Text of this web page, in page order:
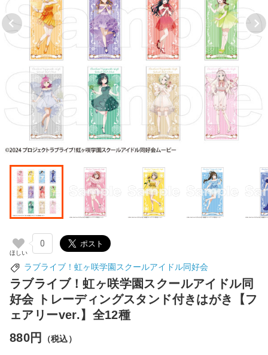
0
ラブライブ！虹ヶ咲学園スクールアイドル同好会
ラブライブ！虹ヶ咲学園スクールアイドル同
好会 トレーディングスタンド付きはがき【フ
ェアリーver.】全12種
880円
（税込）